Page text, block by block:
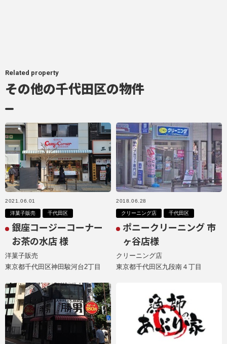
Related property
その他の千代田区の物件
2021.06.01
洋菓子販売 千代田区
銀座コージーコーナー
お茶の水店 様
洋菓子販売
東京都千代田区神田駿河台2丁目
2018.06.28
クリーニング店 千代田区
ポニークリーニング 市
ヶ谷店様
クリーニング店
東京都千代田区九段南４丁目